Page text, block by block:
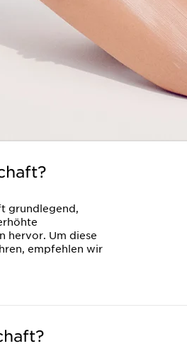
grundlegend,
hervor. Um diese
empfehlen wir